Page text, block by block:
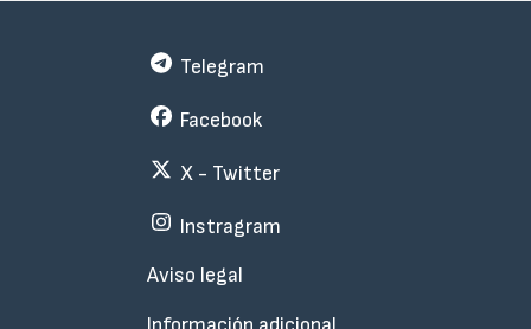
Subfooter
Telegram
Facebook
X - Twitter
Instragram
Aviso legal